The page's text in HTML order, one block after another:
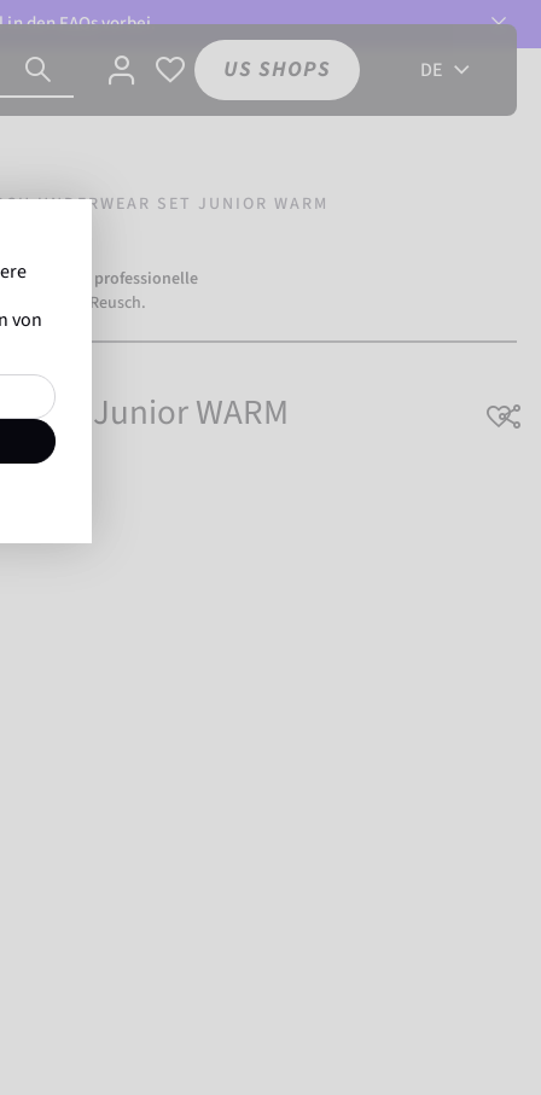
in denFAQsvorbei.
US SHOPS DE
UNDERWEAR SET JUNIOR WARM
als
500 professionelle
auf Reusch.
Set Junior WARM
von